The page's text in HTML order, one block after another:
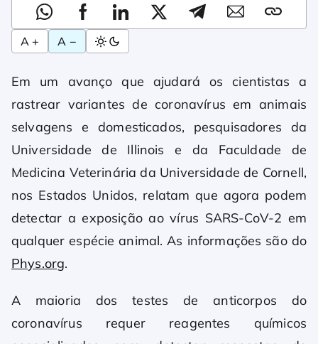
A + A −
Em um avanço que ajudará os cientistas a
rastrear variantes de coronavírus em animais
selvagens e domesticados, pesquisadores da
Universidade de Illinois e da Faculdade de
Medicina Veterinária da Universidade de Cornell,
nos Estados Unidos, relatam que agora podem
detectar a exposição ao vírus SARS-CoV-2 em
qualquer espécie animal. As informações são do
Phys.org.
A maioria dos testes de anticorpos do
coronavírus requer reagentes químicos